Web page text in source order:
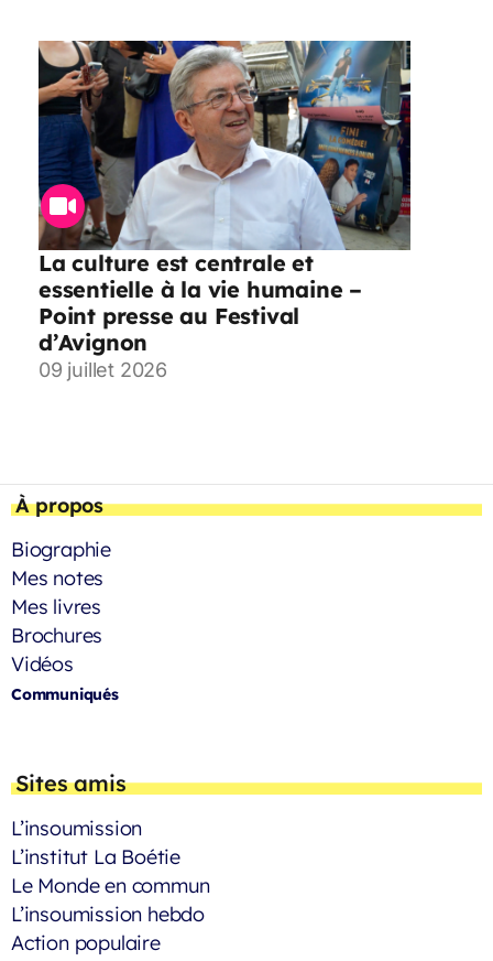
La culture est centrale et
essentielle à la vie humaine –
Point presse au Festival
d’Avignon
09 juillet 2026
À propos
Biographie
Mes notes
Mes livres
Brochures
Vidéos
Communiqués
Sites amis
L’insoumission
L’institut La Boétie
Le Monde en commun
L’insoumission hebdo
Action populaire